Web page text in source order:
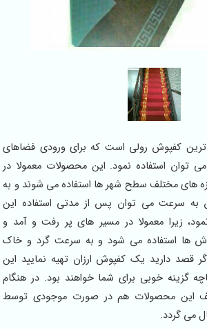
ترین کفپوش رولی است که برای ورودی فضاهای
توان استفاده نمود. این محصولات معمولا در
های مختلف سطح شهر ها استفاده می شوند و به
به سرعت می توان پس از مدتی استفاده این
زیرا معمولا در مسیر های پر رفت و آمد و
ها استفاده می شود و به سرعت گرد و خاک
قصد دارید یک کفپوش ارزان تهیه نمایید این
گزینه خوبی برای شما خواهند بود. در هنگام
این محصولات هم در صورت موجودی توسط
می گردد.